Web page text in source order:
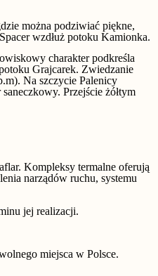
można podziwiać piękne,
wzdłuż potoku Kamionka.
charakter podkreśla
Grajcarek. Zwiedzanie
Na szczycie Palenicy
Przejście żółtym
Kompleksy termalne oferują
narządów ruchu, systemu
jej realizacji.
miejsca w Polsce.